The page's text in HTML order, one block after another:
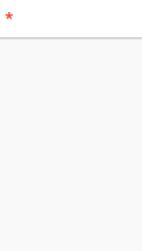
*